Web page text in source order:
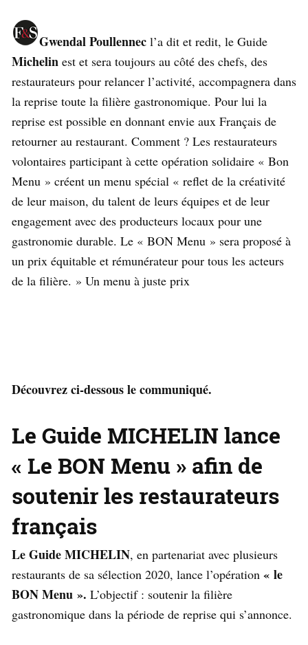
Gwendal Poullennec l’a dit et redit, le Guide
Michelin est et sera toujours au côté des chefs, des
restaurateurs pour relancer l’activité, accompagnera dans
la reprise toute la filière gastronomique. Pour lui la
reprise est possible en donnant envie aux Français de
retourner au restaurant. Comment ? Les restaurateurs
volontaires participant à cette opération solidaire « Bon
Menu » créent un menu spécial « reflet de la créativité
de leur maison, du talent de leurs équipes et de leur
engagement avec des producteurs locaux pour une
gastronomie durable. Le « BON Menu » sera proposé à
un prix équitable et rémunérateur pour tous les acteurs
de la filière. » Un menu à juste prix
Découvrez ci-dessous le communiqué.
Le Guide MICHELIN lance
« Le BON Menu » afin de
soutenir les restaurateurs
français
Le Guide MICHELIN, en partenariat avec plusieurs
restaurants de sa sélection 2020, lance l’opération « le
BON Menu ». L’objectif : soutenir la filière
gastronomique dans la période de reprise qui s’annonce.